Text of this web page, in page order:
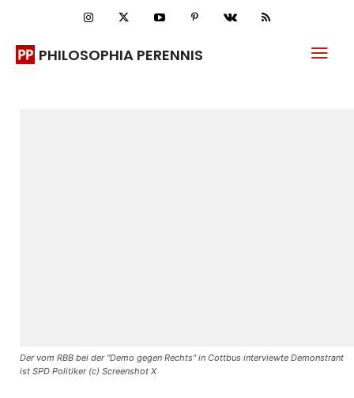
PHILOSOPHIA PERENNIS
Der vom RBB bei der "Demo gegen Rechts" in Cottbus interviewte Demonstrant
ist SPD Politiker (c) Screenshot X